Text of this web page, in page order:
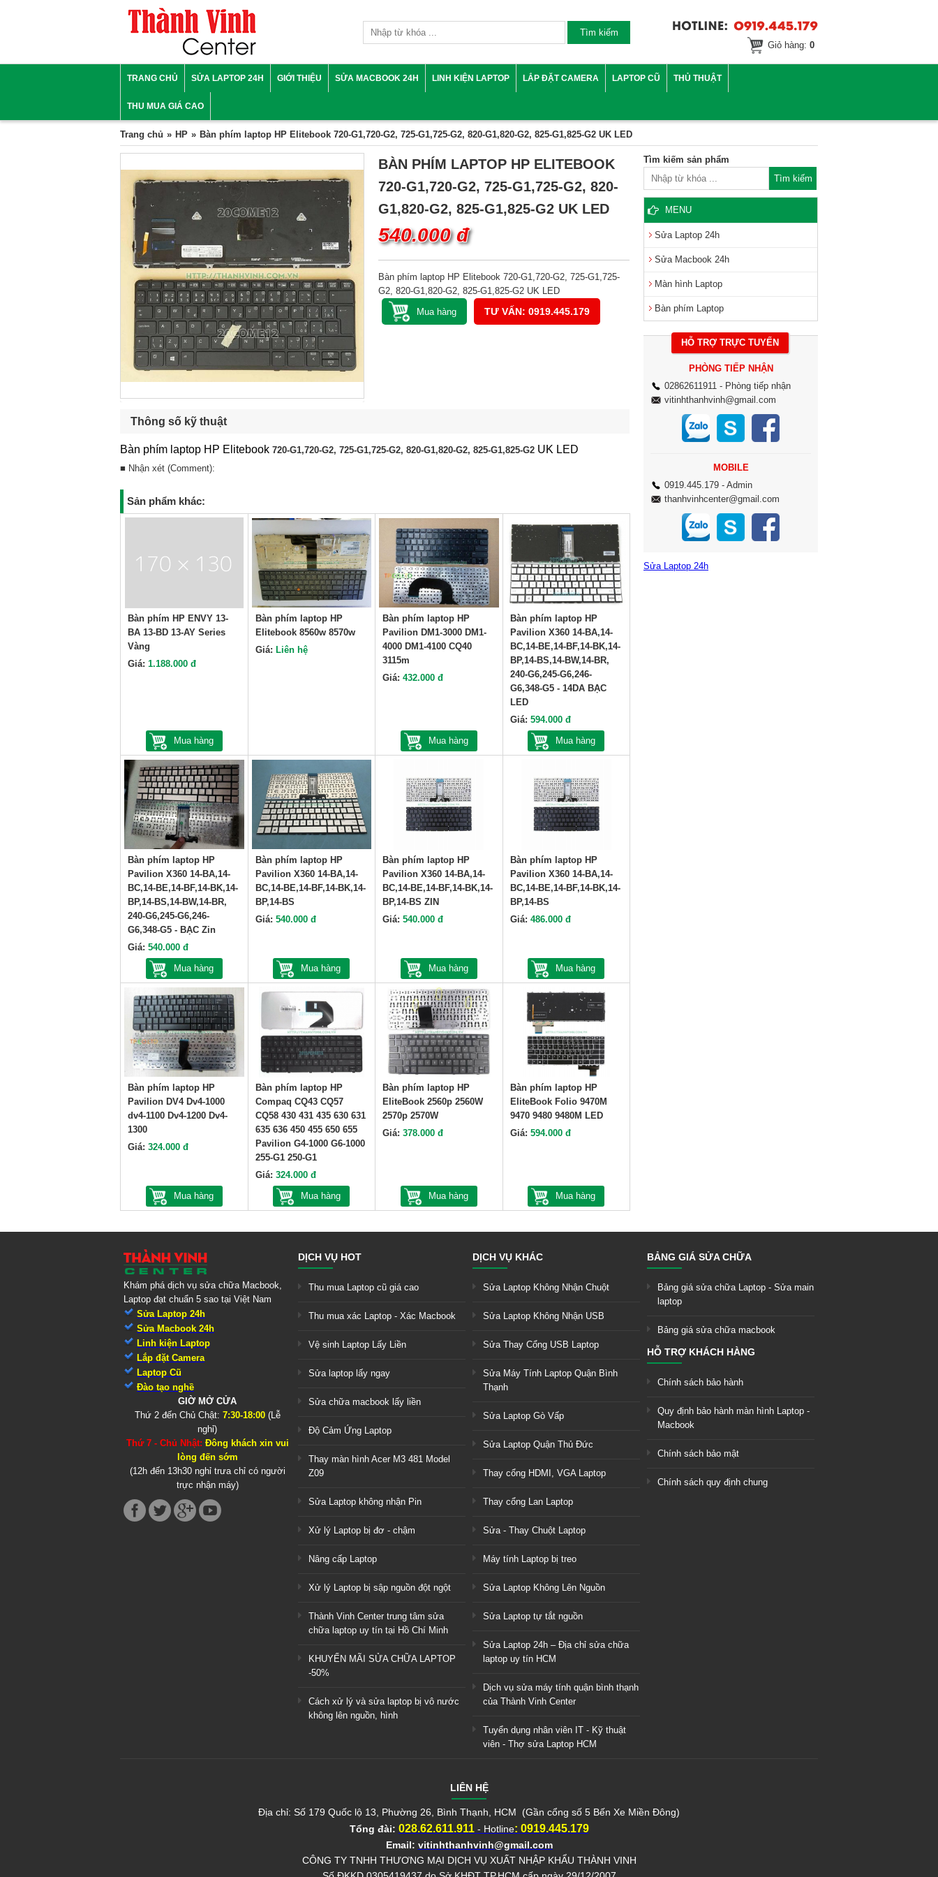
Giỏ hàng: 0
TRANG CHỦ SỬA LAPTOP 24H GIỚI THIỆU SỬA MACBOOK 24H LINH KIỆN LAPTOP LẮP ĐẶT CAMERA LAPTOP CŨ THỦ THUẬT
THU MUA GIÁ CAO
Trang chủ HP Bàn phím laptop HP Elitebook 720-G1,720-G2, 725-G1,725-G2, 820-G1,820-G2, 825-G1,825-G2 UK LED
BÀN PHÍM LAPTOP HP ELITEBOOK
720-G1,720-G2, 725-G1,725-G2, 820-
G1,820-G2, 825-G1,825-G2 UK LED
540.000 đ
Bàn phím laptop HP Elitebook 720-G1,720-G2, 725-G1,725-
G2, 820-G1,820-G2, 825-G1,825-G2 UK LED
TƯ VẤN: 0919.445.179
Thông số kỹ thuật
Bàn phím laptop HP Elitebook 720-G1,720-G2, 725-G1,725-G2, 820-G1,820-G2, 825-G1,825-G2 UK LED
■ Nhận xét (Comment):
Sản phẩm khác:
Bàn phím HP ENVY 13-
BA 13-BD 13-AY Series
Vàng
Giá: 1.188.000 đ
Mua hàng
Bàn phím laptop HP
Elitebook 8560w 8570w
Giá: Liên hệ
Bàn phím laptop HP
Pavilion DM1-3000 DM1-
4000 DM1-4100 CQ40
3115m
Giá: 432.000 đ
Mua hàng
Bàn phím laptop HP
Pavilion X360 14-BA,14-
BC,14-BE,14-BF,14-BK,14-
BP,14-BS,14-BW,14-BR,
240-G6,245-G6,246-
G6,348-G5 - 14DA BẠC
LED
Giá: 594.000 đ
Mua hàng
Bàn phím laptop HP
Pavilion X360 14-BA,14-
BC,14-BE,14-BF,14-BK,14-
BP,14-BS,14-BW,14-BR,
240-G6,245-G6,246-
G6,348-G5 - BẠC Zin
Giá: 540.000 đ
Mua hàng
Bàn phím laptop HP
Pavilion X360 14-BA,14-
BC,14-BE,14-BF,14-BK,14-
BP,14-BS
Giá: 540.000 đ
Mua hàng
Bàn phím laptop HP
Pavilion X360 14-BA,14-
BC,14-BE,14-BF,14-BK,14-
BP,14-BS ZIN
Giá: 540.000 đ
Mua hàng
Bàn phím laptop HP
Pavilion X360 14-BA,14-
BC,14-BE,14-BF,14-BK,14-
BP,14-BS
Giá: 486.000 đ
Mua hàng
Bàn phím laptop HP
Pavilion DV4 Dv4-1000
dv4-1100 Dv4-1200 Dv4-
1300
Giá: 324.000 đ
Mua hàng
Bàn phím laptop HP
Compaq CQ43 CQ57
CQ58 430 431 435 630 631
635 636 450 455 650 655
Pavilion G4-1000 G6-1000
255-G1 250-G1
Giá: 324.000 đ
Mua hàng
Bàn phím laptop HP
EliteBook 2560p 2560W
2570p 2570W
Giá: 378.000 đ
Mua hàng
Bàn phím laptop HP
EliteBook Folio 9470M
9470 9480 9480M LED
Giá: 594.000 đ
Mua hàng
Tìm kiếm sản phẩm
MENU
Sửa Laptop 24h
Sửa Macbook 24h
Màn hình Laptop
Bàn phím Laptop
HỖ TRỢ TRỰC TUYẾN
PHÒNG TIẾP NHẬN
02862611911 - Phòng tiếp nhận
vitinhthanhvinh@gmail.com
MOBILE
0919.445.179 - Admin
thanhvinhcenter@gmail.com
Sửa Laptop 24h
Khám phá dịch vụ sửa chữa Macbook,
Laptop đạt chuẩn 5 sao tại Việt Nam
Sửa Laptop 24h
Sửa Macbook 24h
Linh kiện Laptop
Lắp đặt Camera
Laptop Cũ
Đào tạo nghề
GIỜ MỞ CỬA
Thứ 2 đến Chủ Chật: 7:30-18:00(Lễ
nghỉ)
Thứ 7 - Chủ Nhật: Đông khách xin vui
lòng đến sớm
(12h đến 13h30 nghỉ trưa chỉ có người
trực nhận máy)
DỊCH VỤ HOT
Thu mua Laptop cũ giá cao
Thu mua xác Laptop - Xác Macbook
Vệ sinh Laptop Lấy Liền
Sửa laptop lấy ngay
Sửa chữa macbook lấy liền
Độ Cảm Ứng Laptop
Thay màn hình Acer M3 481 Model
Z09
Sửa Laptop không nhận Pin
Xử lý Laptop bị đơ - chậm
Nâng cấp Laptop
Xử lý Laptop bị sập nguồn đột ngột
Thành Vinh Center trung tâm sửa
chữa laptop uy tín tại Hồ Chí Minh
KHUYẾN MÃI SỬA CHỮA LAPTOP
-50%
Cách xử lý và sửa laptop bị vô nước
không lên nguồn, hình
DỊCH VỤ KHÁC
Sửa Laptop Không Nhận Chuột
Sửa Laptop Không Nhận USB
Sửa Thay Cổng USB Laptop
Sửa Máy Tính Laptop Quận Bình
Thạnh
Sửa Laptop Gò Vấp
Sửa Laptop Quận Thủ Đức
Thay cổng HDMI, VGA Laptop
Thay cổng Lan Laptop
Sửa - Thay Chuột Laptop
Máy tính Laptop bị treo
Sửa Laptop Không Lên Nguồn
Sửa Laptop tự tắt nguồn
Sửa Laptop 24h – Địa chỉ sửa chữa
laptop uy tín HCM
Dịch vụ sửa máy tính quận bình thạnh
của Thành Vinh Center
Tuyển dụng nhân viên IT - Kỹ thuật
viên - Thợ sửa Laptop HCM
BẢNG GIÁ SỬA CHỮA
Bảng giá sửa chữa Laptop - Sửa main
laptop
Bảng giá sửa chữa macbook
HỖ TRỢ KHÁCH HÀNG
Chính sách bảo hành
Quy định bảo hành màn hình Laptop -
Macbook
Chính sách bảo mật
Chính sách quy định chung
LIÊN HỆ
Địa chỉ: Số 179 Quốc lộ 13, Phường 26, Bình Thạnh, HCM (Gần cổng số 5 Bến Xe Miền Đông)
Tổng đài: 028.62.611.911 - Hotline: 0919.445.179
Email: vitinhthanhvinh@gmail.com
CÔNG TY TNHH THƯƠNG MẠI DỊCH VỤ XUẤT NHẬP KHẨU THÀNH VINH